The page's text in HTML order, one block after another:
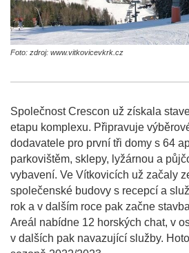
Foto: zdroj: www.vitkovicevkrk.cz
Společnost Crescon už získala
etapu komplexu. Připravuje
dodavatele pro první tři domy s 64
parkovištěm, sklepy, lyžárnou a
vybavení. Ve Vítkovicích už začaly
společenské budovy s recepcí a
rok a v dalším roce pak začne
Areál nabídne 12 horských chat, v
v dalších pak navazující služby.